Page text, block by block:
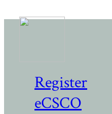
Register
eCSCO